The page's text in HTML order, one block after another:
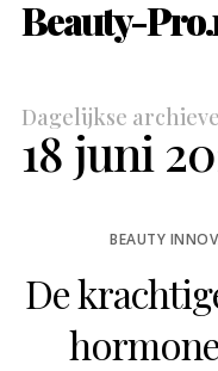
Beauty-
Dagelijkse
18 juni
BEAUTY
De